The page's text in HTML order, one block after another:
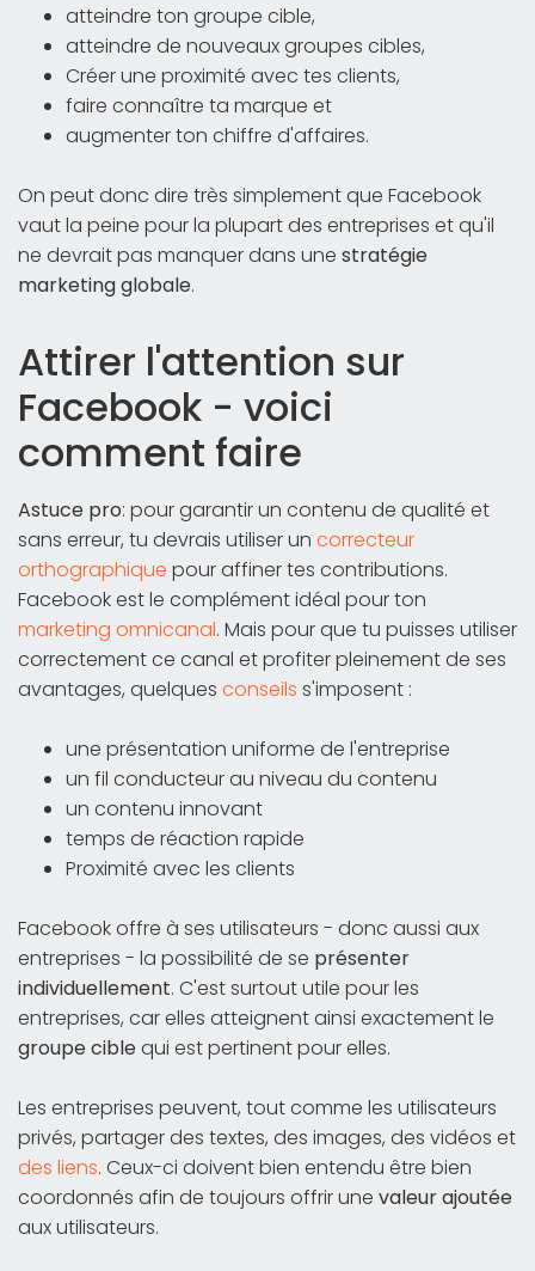
atteindre ton groupe cible,
atteindre de nouveaux groupes cibles,
Créer une proximité avec tes clients,
faire connaître ta marque et
augmenter ton chiffre d'affaires.
On peut donc dire très simplement que Facebook
vaut la peine pour la plupart des entreprises et qu'il
ne devrait pas manquer dans une stratégie
marketing globale.
Attirer l'attention sur
Facebook - voici
comment faire
Astuce pro: pour garantir un contenu de qualité et
sans erreur, tu devrais utiliser un correcteur
orthographique pour affiner tes contributions.
Facebook est le complément idéal pour ton
marketing omnicanal. Mais pour que tu puisses utiliser
correctement ce canal et profiter pleinement de ses
avantages, quelques conseils s'imposent :
une présentation uniforme de l'entreprise
un fil conducteur au niveau du contenu
un contenu innovant
temps de réaction rapide
Proximité avec les clients
Facebook offre à ses utilisateurs - donc aussi aux
entreprises - la possibilité de se présenter
individuellement. C'est surtout utile pour les
entreprises, car elles atteignent ainsi exactement le
groupe ciblequi est pertinent pour elles.
Les entreprises peuvent, tout comme les utilisateurs
privés, partager des textes, des images, des vidéos et
des liens. Ceux-ci doivent bien entendu être bien
coordonnés afin de toujours offrir une valeur ajoutée
aux utilisateurs.